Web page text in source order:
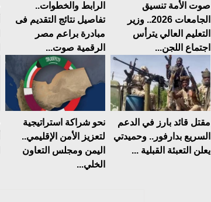
صوت الأمة تنسيق
الجامعات 2026.. وزير
التعليم العالي يترأس
اجتماع اللجن...
الرابط والخطوات..
تفاصيل نتائج التقديم فى
مبادرة براعم مصر
الرقمية صوت...
مقتل قائد بارز في الدعم
السريع بدارفور.. وحميدتي
يعلن التعبئة القبلية ...
نحو شراكة استراتيجية
لتعزيز الأمن الإقليمي..
اليمن ومجلس التعاون
الخلي...